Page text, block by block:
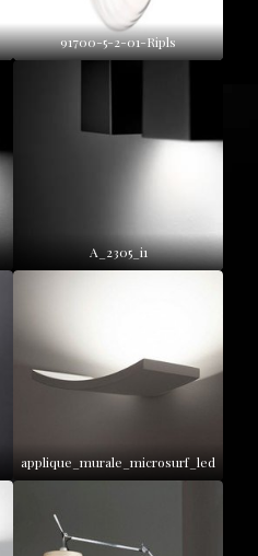
91700-5-2-01-Ripls
A_2305_i1
applique_murale_microsurf_led